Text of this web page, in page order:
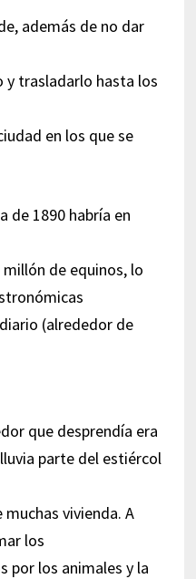
además de no dar
trasladarlo hasta los
en los que se
de 1890 habría en
de equinos, lo
(alrededor de
que desprendía era
parte del estiércol
vivienda. A
los
por los animales y la